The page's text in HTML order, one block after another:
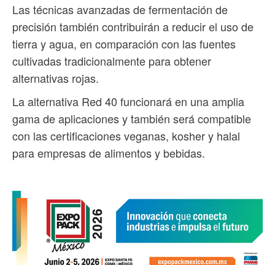
Las técnicas avanzadas de fermentación de
precisión también contribuirán a reducir el uso de
tierra y agua, en comparación con las fuentes
cultivadas tradicionalmente para obtener
alternativas rojas.
La alternativa Red 40 funcionará en una amplia
gama de aplicaciones y también será compatible
con las certificaciones veganas, kosher y halal
para empresas de alimentos y bebidas.